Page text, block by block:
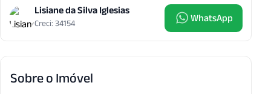
Lisiane da Silva Iglesias
Creci: 34154 WhatsApp
Sobre o Imóvel